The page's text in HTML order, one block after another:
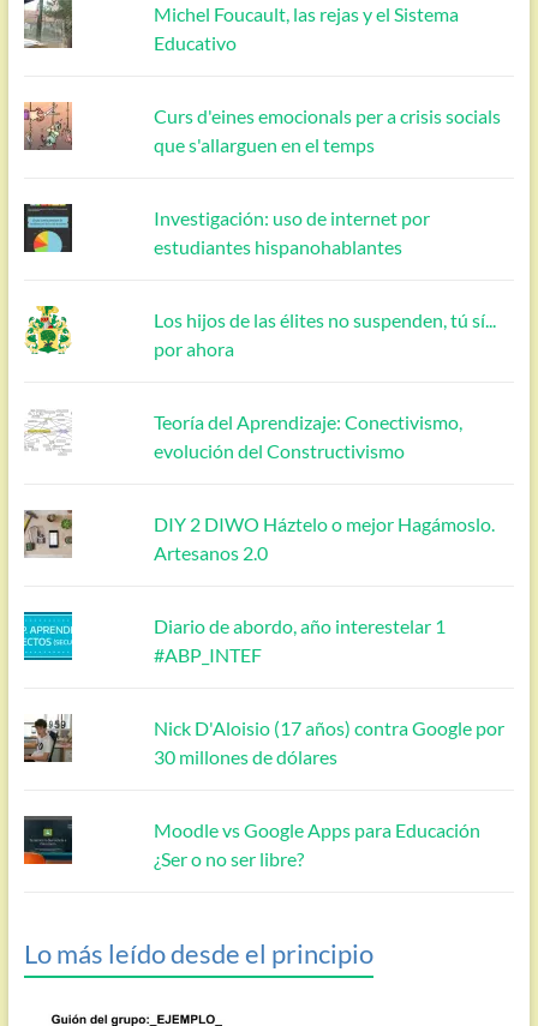
Michel Foucault, las rejas y el Sistema
Educativo
Curs d'eines emocionals per a crisis socials
que s'allarguen en el temps
Investigación: uso de internet por
estudiantes hispanohablantes
Los hijos de las élites no suspenden, tú sí...
por ahora
Teoría del Aprendizaje: Conectivismo,
evolución del Constructivismo
DIY 2 DIWO Háztelo o mejor Hagámoslo.
Artesanos 2.0
Diario de abordo, año interestelar 1
#ABP_INTEF
Nick D'Aloisio (17 años) contra Google por
30 millones de dólares
Moodle vs Google Apps para Educación
¿Ser o no ser libre?
Lo más leído desde el principio